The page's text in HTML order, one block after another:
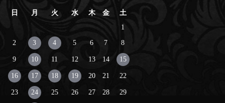
日 月 火 水 木 金
土
1
2 3 4 5 6 7 8
9 10 11 12 13 14 15
16 17 18 19 20 21 22
23 24 25 26 27 28 29